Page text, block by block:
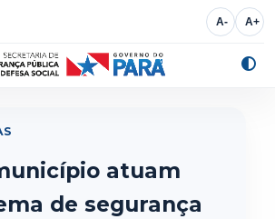
A- A+
atuam
de segurança